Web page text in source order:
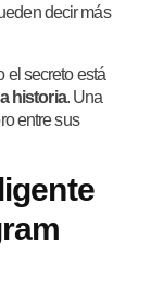
decir más
el secreto está
historia. Una
entre sus